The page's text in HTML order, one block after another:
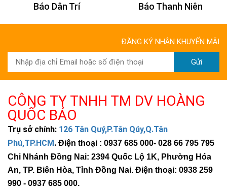
Báo Dân Trí Báo Thanh Niên
ĐĂNG KÝ NHẬN KHUYẾN MÃI
Gửi
CÔNG TY TNHH TM DV HOÀNG
QUỐC BẢO
Trụ sở chính: 126 Tân Quý,P.Tân Qúy,Q.Tân
Phú,TP.HCM. Điện thoại : 0937 685 000- 028 66 795 795
Chi Nhánh Đồng Nai: 2394 Quốc Lộ 1K, Phường Hóa
An, TP. Biên Hòa, Tỉnh Đồng Nai. Điện thoại: 0938 259
990 - 0937 685 000.